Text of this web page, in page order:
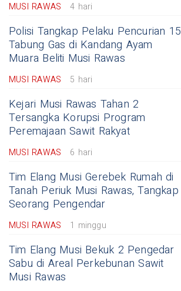
MUSI RAWAS 4 hari
Polisi Tangkap Pelaku Pencurian 15
Tabung Gas di Kandang Ayam
Muara Beliti Musi Rawas
MUSI RAWAS 5 hari
Kejari Musi Rawas Tahan 2
Tersangka Korupsi Program
Peremajaan Sawit Rakyat
MUSI RAWAS 6 hari
Tim Elang Musi Gerebek Rumah di
Tanah Periuk Musi Rawas, Tangkap
Seorang Pengendar
MUSI RAWAS 1 minggu
Tim Elang Musi Bekuk 2 Pengedar
Sabu di Areal Perkebunan Sawit
Musi Rawas